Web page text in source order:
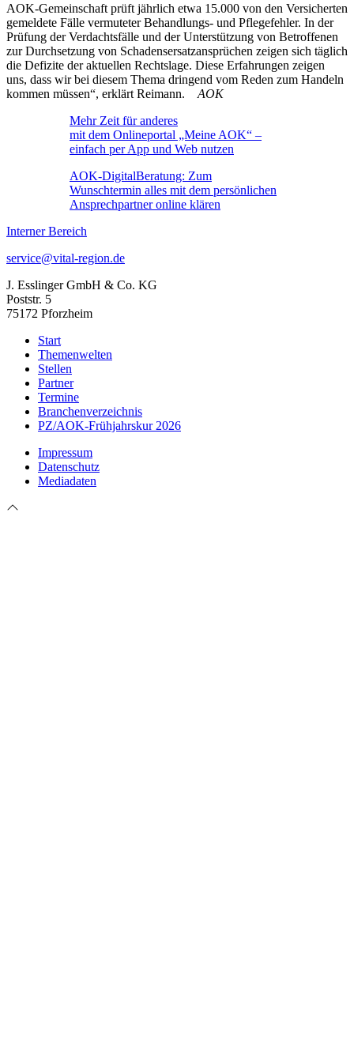
AOK-Gemeinschaft prüft jährlich etwa 15.000 von den Versicherten
gemeldete Fälle vermuteter Behandlungs- und Pflegefehler. In der
Prüfung der Verdachtsfälle und der Unterstützung von Betroffenen
zur Durchsetzung von Schadensersatzansprüchen zeigen sich täglich
die Defizite der aktuellen Rechtslage. Diese Erfahrungen zeigen
uns, dass wir bei diesem Thema dringend vom Reden zum Handeln
kommen müssen“, erklärt Reimann. AOK
Mehr Zeit für anderes
mit dem Onlineportal „Meine AOK“ –
einfach per App und Web nutzen
AOK-DigitalBeratung: Zum
Wunschtermin alles mit dem persönlichen
Ansprechpartner online klären
Interner Bereich
service@vital-region.de
J. Esslinger GmbH & Co. KG
Poststr. 5
75172 Pforzheim
Start
Themenwelten
Stellen
Partner
Termine
Branchenverzeichnis
PZ/AOK-Frühjahrskur 2026
Impressum
Datenschutz
Mediadaten